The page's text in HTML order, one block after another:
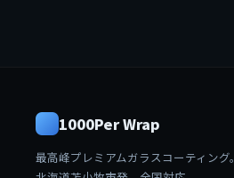
1000Per Wrap
最高峰プレミアムガラスコーティング。